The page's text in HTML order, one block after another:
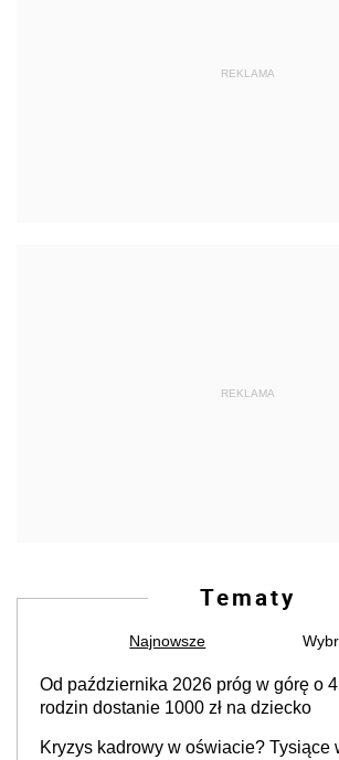
REKLAMA
REKLAMA
Tematy
Najnowsze
Od października 2026 próg w górę o
rodzin dostanie 1000 zł na dziecko
Kryzys kadrowy w oświacie? Tysiące